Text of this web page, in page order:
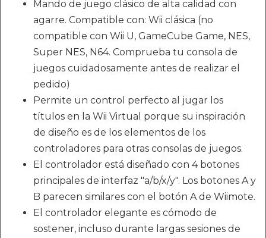
Mando de juego clásico de alta calidad con
agarre. Compatible con: Wii clásica (no
compatible con Wii U, GameCube Game, NES,
Super NES, N64. Comprueba tu consola de
juegos cuidadosamente antes de realizar el
pedido)
Permite un control perfecto al jugar los
títulos en la Wii Virtual porque su inspiración
de diseño es de los elementos de los
controladores para otras consolas de juegos.
El controlador está diseñado con 4 botones
principales de interfaz "a/b/x/y". Los botones A y
B parecen similares con el botón A de Wiimote.
El controlador elegante es cómodo de
sostener, incluso durante largas sesiones de